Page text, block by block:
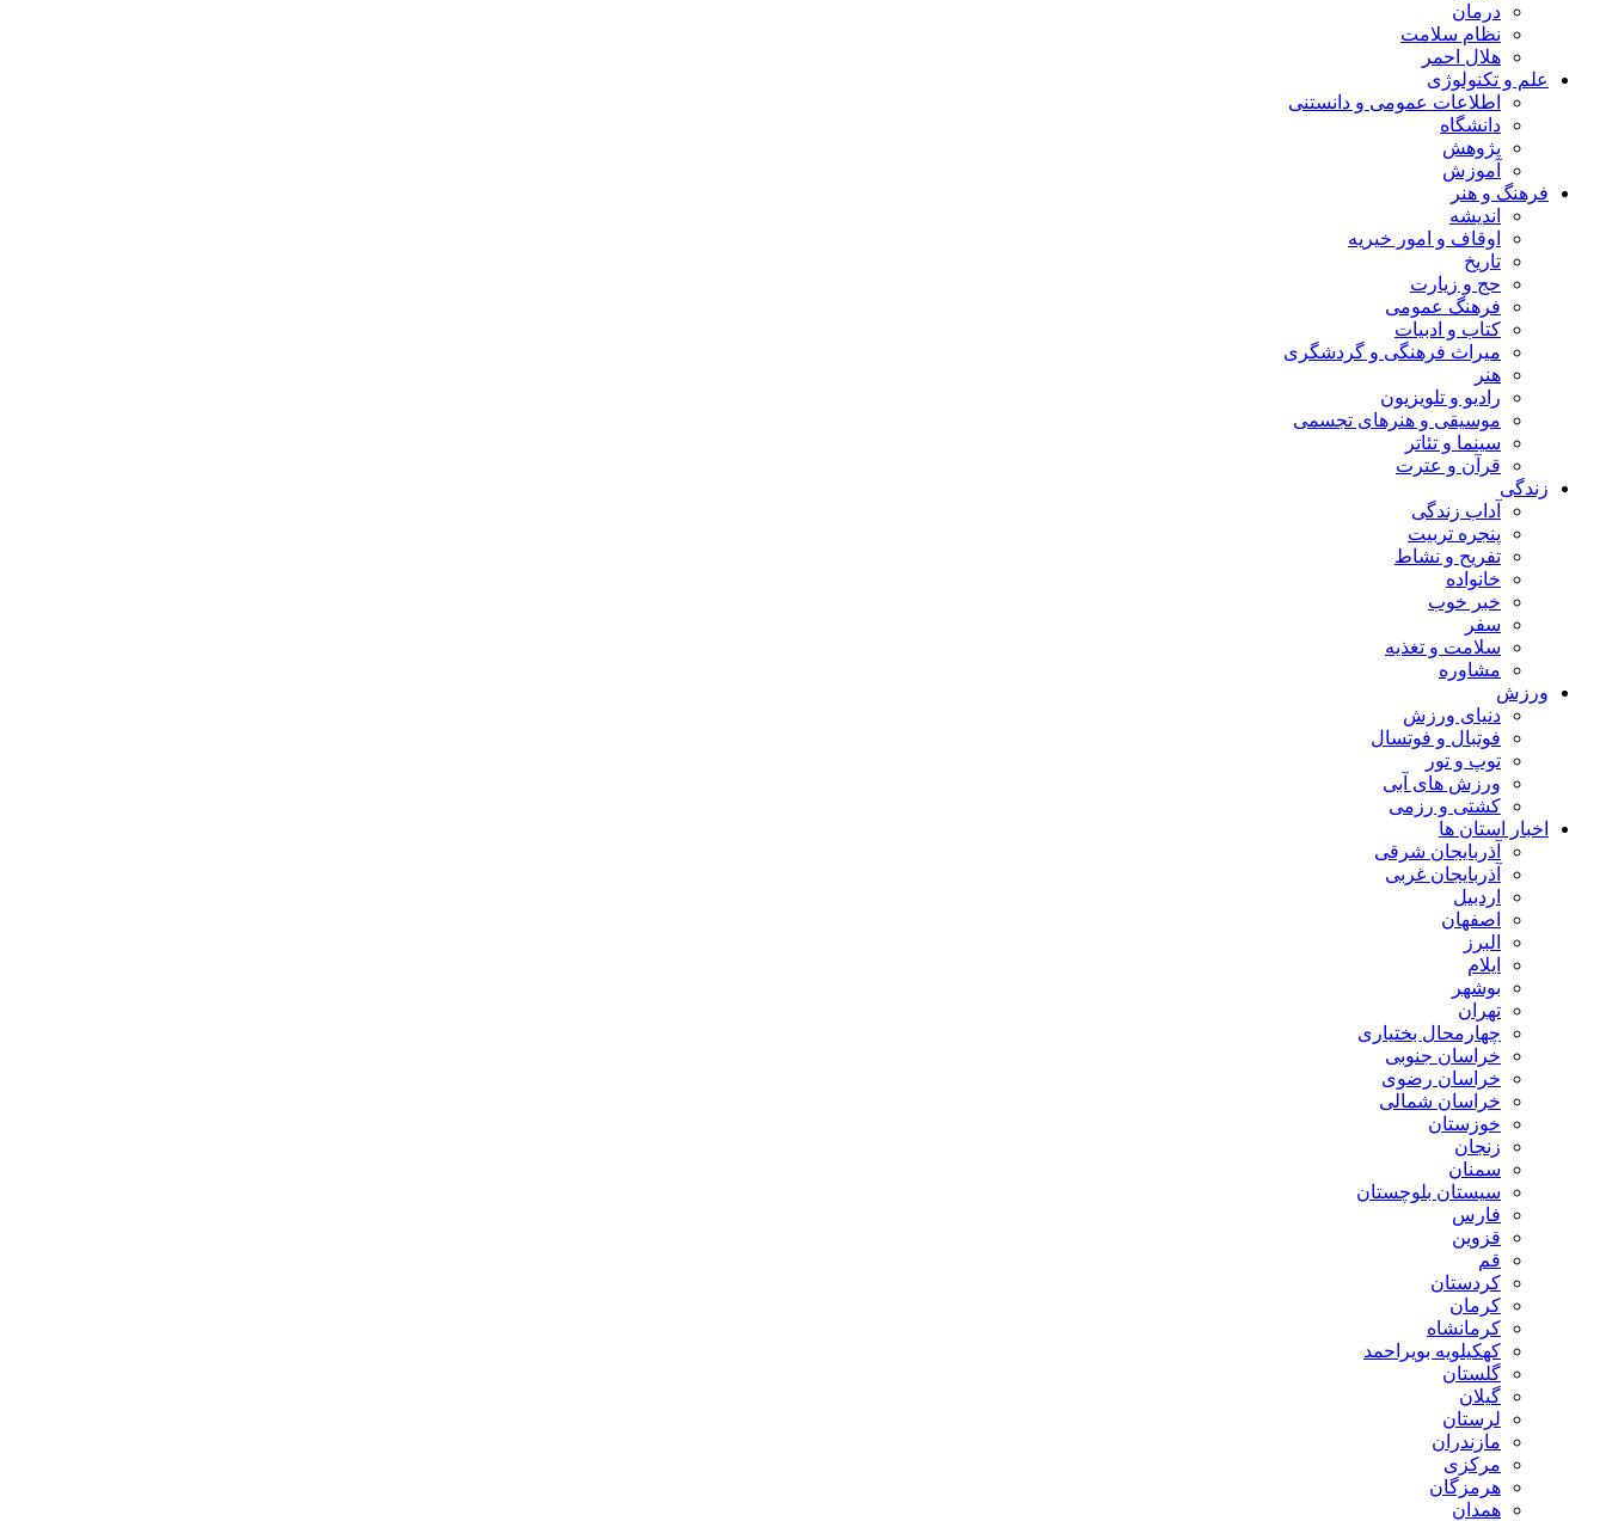
درمان
نظام سلامت
هلال احمر
علم و تکنولوژی
اطلاعات عمومی و دانستنی
دانشگاه
پژوهش
آموزش
فرهنگ و هنر
اندیشه
اوقاف و امور خیریه
تاریخ
حج و زیارت
فرهنگ عمومی
کتاب و ادبیات
میراث فرهنگی و گردشگری
هنر
رادیو و تلویزیون
موسیقی و هنرهای تجسمی
سینما و تئاتر
قرآن و عترت
زندگی
آداب زندگی
پنجره تربیت
تفریح و نشاط
خانواده
خبر خوب
سفر
سلامت و تغذیه
مشاوره
ورزش
دنیای ورزش
فوتبال و فوتسال
توپ و تور
ورزش های آبی
کشتی و رزمی
اخبار استان ها
آذربایجان شرقی
آذربایجان غربی
اردبیل
اصفهان
البرز
ایلام
بوشهر
تهران
چهارمحال بختیاری
خراسان جنوبی
خراسان رضوی
خراسان شمالی
خوزستان
زنجان
سمنان
سیستان بلوچستان
فارس
قزوین
قم
کردستان
کرمان
کرمانشاه
کهکیلویه بویراحمد
گلستان
گیلان
لرستان
مازندران
مرکزی
هرمزگان
همدان